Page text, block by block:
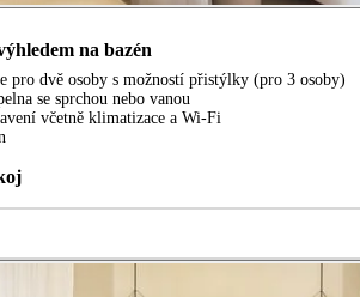
na bazén
pro dvě osoby s možností přistýlky (pro 3 osoby)
se sprchou nebo vanou
včetně klimatizace a Wi-Fi